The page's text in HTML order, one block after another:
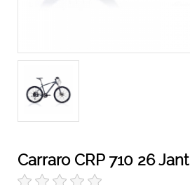
Carraro CRP 710 26